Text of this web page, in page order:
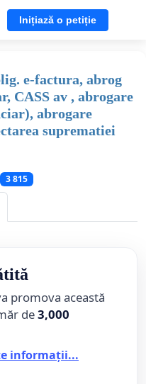
Inițiază o petiție
e-factura, abrog
CASS av , abrogare
abrogare
suprematiei
3 815
promova această
de3,000
informații...